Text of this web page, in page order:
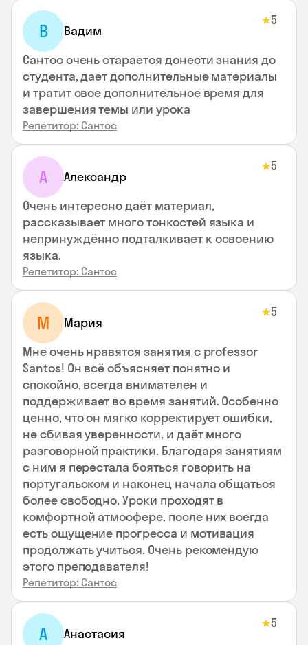
В Вадим
★5
Сантос очень старается донести знания до
студента, дает дополнительные материалы
и тратит свое дополнительное время для
завершения темы или урока
Репетитор: Сантос
А Александр
★5
Очень интересно даёт материал,
рассказывает много тонкостей языка и
непринуждённо подталкивает к освоению
языка.
Репетитор: Сантос
М Мария
★5
Мне очень нравятся занятия с professor
Santos! Он всё объясняет понятно и
спокойно, всегда внимателен и
поддерживает во время занятий. Особенно
ценно, что он мягко корректирует ошибки,
не сбивая уверенности, и даёт много
разговорной практики. Благодаря занятиям
с ним я перестала бояться говорить на
португальском и наконец начала общаться
более свободно. Уроки проходят в
комфортной атмосфере, после них всегда
есть ощущение прогресса и мотивация
продолжать учиться. Очень рекомендую
этого преподавателя!
Репетитор: Сантос
А Анастасия
★5